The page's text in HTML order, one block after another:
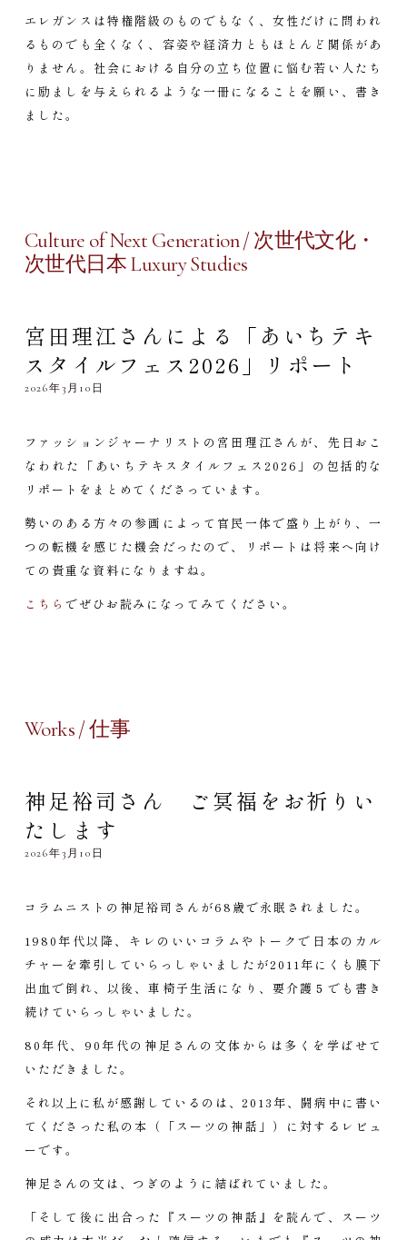
エレガンスは特権階級のものでもなく、女性だけに問われ
るものでも全くなく、容姿や経済力ともほとんど関係があ
りません。社会における自分の立ち位置に悩む若い人たち
に励ましを与えられるような一冊になることを願い、書き
ました。
Culture of Next Generation / 次世代文化・
次世代日本 Luxury Studies
宮田理江さんによる「あいちテキ
スタイルフェス2026」リポート
2026年3月10日
ファッションジャーナリストの宮田理江さんが、先日おこ
なわれた「あいちテキスタイルフェス2026」の包括的な
リポートをまとめてくださっています。
勢いのある方々の参画によって官民一体で盛り上がり、一
つの転機を感じた機会だったので、リポートは将来へ向け
ての貴重な資料になりますね。
こちら でぜひお読みになってみてください。
Works / 仕事
神足裕司さん ご冥福をお祈りい
たします
2026年3月10日
コラムニストの神足裕司さんが68歳で永眠されました。
1980年代以降、キレのいいコラムやトークで日本のカル
チャーを牽引していらっしゃいましたが2011年にくも膜下
出血で倒れ、以後、車椅子生活になり、要介護５でも書き
続けていらっしゃいました。
80年代、90年代の神足さんの文体からは多くを学ばせて
いただきました。
それ以上に私が感謝しているのは、2013年、闘病中に書い
てくださった私の本（「スーツの神話」）に対するレビュ
ーです。
神足さんの文は、つぎのように結ばれていました。
「そして後に出合った『スーツの神話』を読んで、スーツ